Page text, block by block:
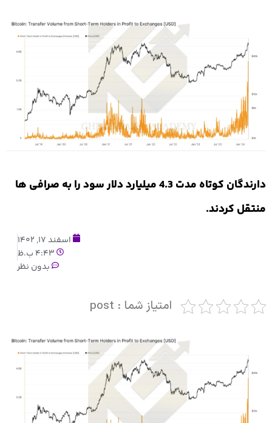
دارندگان کوتاه مدت 4.3 میلیارد دلار سود را به صرافی ها
منتقل کردند.
اسفند 17, 1402
4:43 ب.ظ
بدون نظر
امتیاز شما : post